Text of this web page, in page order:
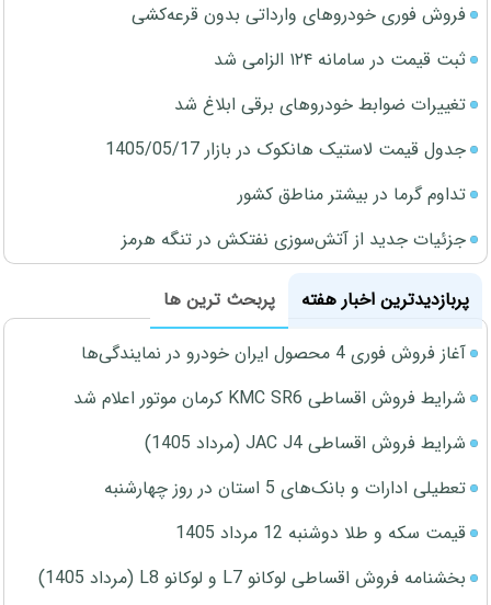
فروش فوری خودروهای وارداتی بدون قرعه‌کشی
ثبت قیمت در سامانه ۱۲۴ الزامی شد
تغییرات ضوابط خودروهای برقی ابلاغ شد
جدول قیمت لاستیک هانکوک در بازار 1405/05/17
تداوم گرما در بیشتر مناطق کشور
جزئیات جدید از آتش‌سوزی نفتکش در تنگه هرمز
پربازدیدترین اخبار هفته
پربحث ترین ها
آغاز فروش فوری 4 محصول ایران خودرو در نمایندگی‌ها
شرایط فروش اقساطی KMC SR6 کرمان موتور اعلام شد
شرایط فروش اقساطی JAC J4 (مرداد 1405)
تعطیلی ادارات و بانک‌های 5 استان در روز چهارشنبه
قیمت سکه و طلا دوشنبه 12 مرداد 1405
بخشنامه فروش اقساطی لوکانو L7 و لوکانو L8 (مرداد 1405)